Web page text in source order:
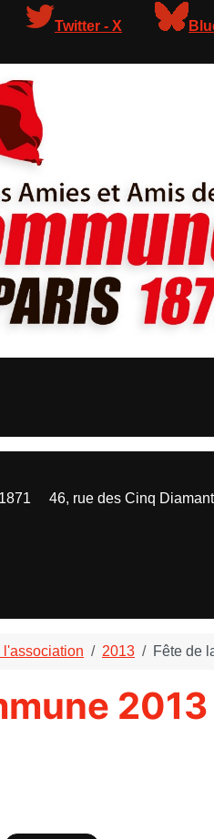
Twitter - X
l'association 2013 Fête de
46, rue des Cinq